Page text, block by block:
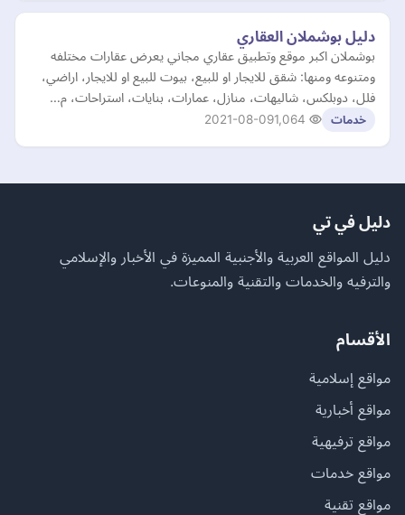
دليل بوشملان العقاري
بوشملان اكبر موقع وتطبيق عقاري مجاني يعرض عقارات مختلفه
ومتنوعه ومنها: شقق للايجار او للبيع، بيوت للبيع او للايجار، اراضي،
فلل، دوبلكس، شاليهات، منازل، عمارات، بنايات، استراحات، م…
خدمات 2021-08-09
دليل في تي
دليل المواقع العربية والأجنبية المميزة في الأخبار والإسلامي
والترفيه والخدمات والتقنية والمنوعات.
الأقسام
مواقع إسلامية
مواقع أخبارية
مواقع ترفيهية
مواقع خدمات
مواقع تقنية